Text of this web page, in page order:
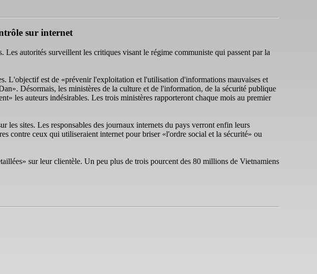
sur internet
autorités surveillent les critiques visant le régime communiste qui passent par la
L'objectif est de «prévenir l'exploitation et l'utilisation d'informations mauvaises et
Désormais, les ministères de la culture et de l'information, de la sécurité publique
les auteurs indésirables. Les trois ministères rapporteront chaque mois au premier
les sites. Les responsables des journaux internets du pays verront enfin leurs
contre ceux qui utiliseraient internet pour briser «l'ordre social et la sécurité» ou
sur leur clientèle. Un peu plus de trois pourcent des 80 millions de Vietnamiens